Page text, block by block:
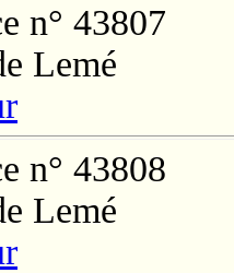
n° 43807
Lemé
n° 43808
Lemé